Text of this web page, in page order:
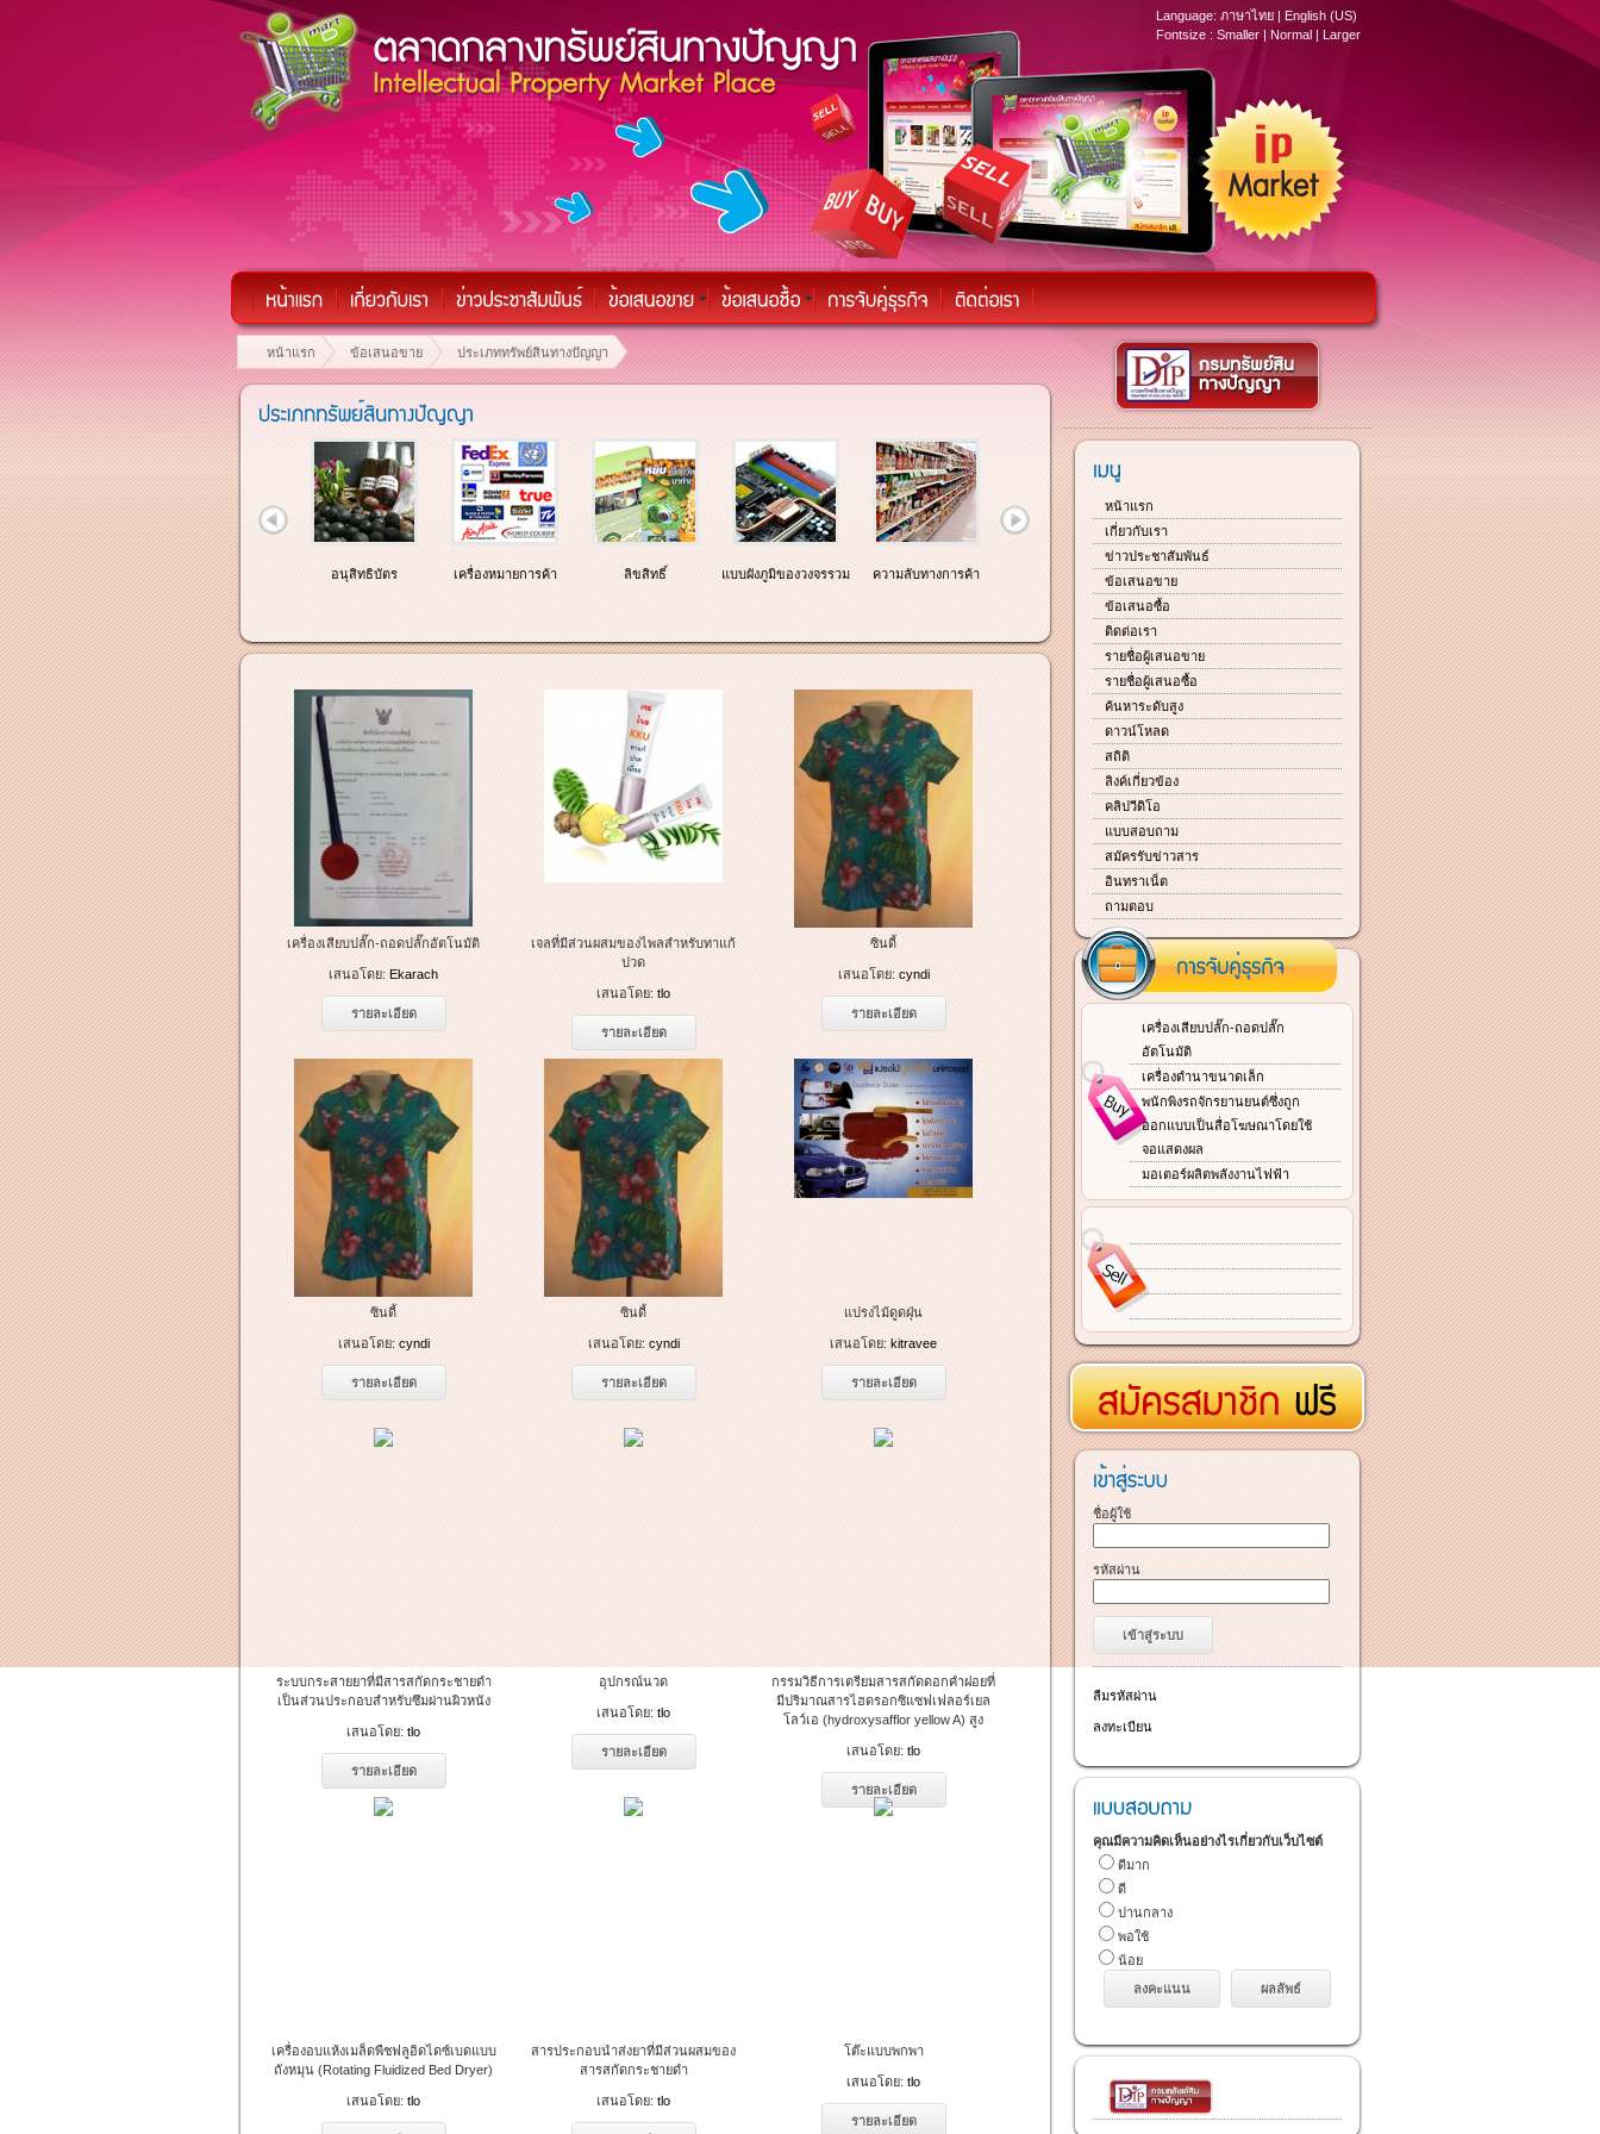
Language: ภาษาไทย | English (US)
Fontsize : Smaller | Normal | Larger
หน้าแรก ข้อเสนอขาย ประเภททรัพย์สินทางปัญญา
สิทธิบัตร อนุสิทธิบัตร เครื่องหมายการค้า ลิขสิทธิ์ แบบผังภูมิของวงจรรวม ความลับทางการค้า
เครื่องเสียบปลั๊ก-ถอดปลั๊กอัตโนมัติ
เสนอโดย: Ekarach
รายละเอียด
เจลที่มีส่วนผสมของไพลสำหรับทาแก้
ปวด
เสนอโดย: tlo
รายละเอียด
ซินดี้
เสนอโดย: cyndi
รายละเอียด
ซินดี้
เสนอโดย: cyndi
รายละเอียด
ซินดี้
เสนอโดย: cyndi
รายละเอียด
แปรงไม้ดูดฝุ่น
เสนอโดย: kitravee
รายละเอียด
ระบบกระสายยาที่มีสารสกัดกระชายดำ
เป็นส่วนประกอบสำหรับซึมผ่านผิวหนัง
เสนอโดย: tlo
รายละเอียด
อุปกรณ์นวด
เสนอโดย: tlo
รายละเอียด
กรรมวิธีการเตรียมสารสกัดดอกคำฝอยที่
มีปริมาณสารไฮดรอกซิแซฟเฟลอร์เยล
โลว์เอ (hydroxysafflor yellow A) สูง
เสนอโดย: tlo
รายละเอียด
เครื่องอบแห้งเมล็ดพืชฟลูอิดไดซ์เบดแบบ
ถังหมุน (Rotating Fluidized Bed Dryer)
เสนอโดย: tlo
สารประกอบนำส่งยาที่มีส่วนผสมของ
สารสกัดกระชายดำ
เสนอโดย: tlo
โต๊ะแบบพกพา
เสนอโดย: tlo
รายละเอียด
หน้าแรก
เกี่ยวกับเรา
ข่าวประชาสัมพันธ์
ข้อเสนอขาย
ข้อเสนอซื้อ
ติดต่อเรา
รายชื่อผู้เสนอขาย
รายชื่อผู้เสนอซื้อ
ค้นหาระดับสูง
ดาวน์โหลด
สถิติ
ลิงค์เกี่ยวข้อง
คลิปวีดิโอ
แบบสอบถาม
สมัครรับข่าวสาร
อินทราเน็ต
ถามตอบ
เครื่องเสียบปลั๊ก-ถอดปลั๊ก
อัตโนมัติ
เครื่องดำนาขนาดเล็ก
พนักพิงรถจักรยานยนต์ซึ่งถูก
ออกแบบเป็นสื่อโฆษณาโดยใช้
จอแสดงผล
มอเตอร์ผลิตพลังงานไฟฟ้า
ชื่อผู้ใช้
รหัสผ่าน
ลืมรหัสผ่าน
ลงทะเบียน
คุณมีความคิดเห็นอย่างไรเกี่ยวกับเว็บไซต์
ดีมาก
ดี
ปานกลาง
พอใช้
น้อย